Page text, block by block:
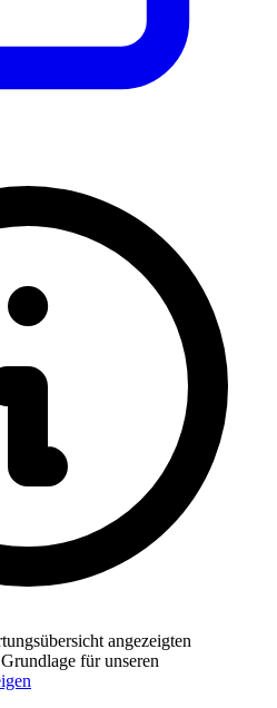
angezeigten
für unseren